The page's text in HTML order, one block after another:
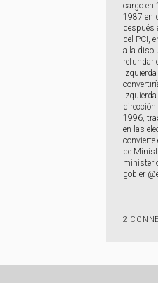
cargo en
1987 en
después
del PCI,
a la
refundar
1996,
en las
convierte
de
gobier
2